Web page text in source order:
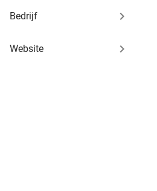
Bedrijf keyboard_arrow_right
Website keyboard_arrow_right